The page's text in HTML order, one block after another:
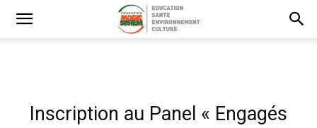
Inscription au Panel « Engagés